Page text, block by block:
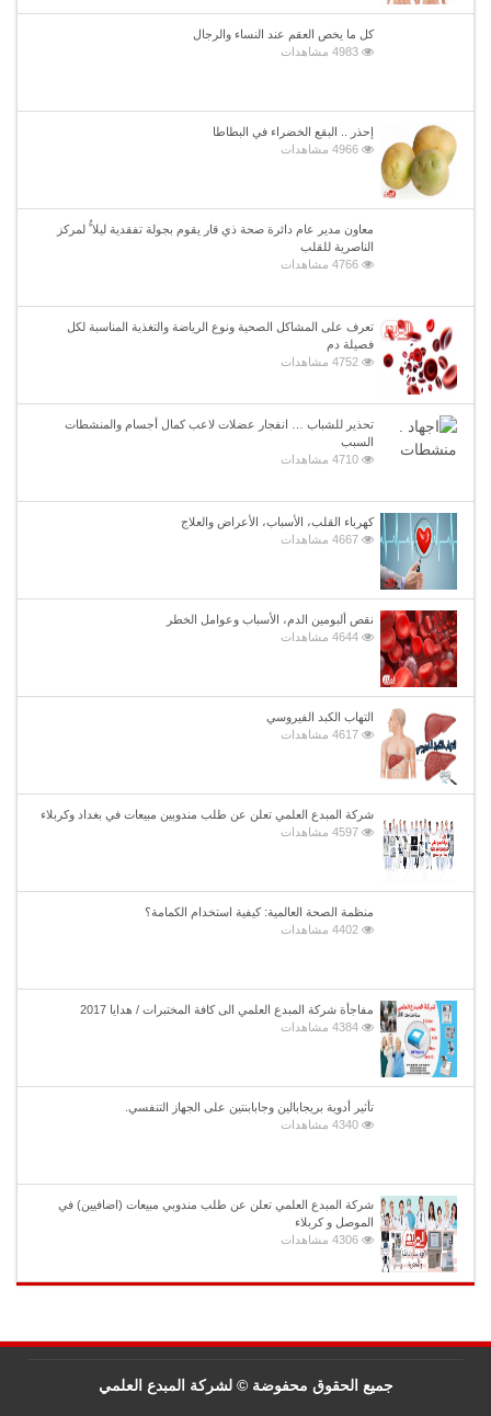
كل ما يخص العقم عند النساء والرجال
4983 مشاهدات
إحذر .. البقع الخضراء في البطاطا
4966 مشاهدات
معاون مدير عام دائرة صحة ذي قار يقوم بجولة تفقدية ليلا ًُ لمركز
الناصرية للقلب
4766 مشاهدات
تعرف على المشاكل الصحية ونوع الرياضة والتغذية المناسبة لكل
فصيلة دم
4752 مشاهدات
تحذير للشباب … انفجار عضلات لاعب كمال أجسام والمنشطات
السبب
4710 مشاهدات
كهرباء القلب، الأسباب، الأعراض والعلاج
4667 مشاهدات
نقص ألبومين الدم، الأسباب وعوامل الخطر
4644 مشاهدات
التهاب الكبد الفيروسي
4617 مشاهدات
شركة المبدع العلمي تعلن عن طلب مندوبين مبيعات في بغداد وكربلاء
4597 مشاهدات
منظمة الصحة العالمية: كيفية استخدام الكمامة؟
4402 مشاهدات
مفاجأة شركة المبدع العلمي الى كافة المختبرات / هدايا 2017
4384 مشاهدات
تأثير أدوية بريجابالين وجابابنتين على الجهاز التنفسي.
4340 مشاهدات
شركة المبدع العلمي تعلن عن طلب مندوبي مبيعات (اضافيين) في
الموصل و كربلاء
4306 مشاهدات
جميع الحقوق محفوضة © لشركة المبدع العلمي